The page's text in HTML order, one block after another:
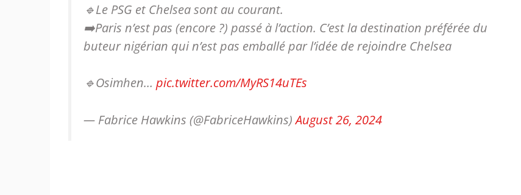
🔹Le PSG et Chelsea sont au courant.
➡️Paris n’est pas (encore ?) passé à l’action. C’est la destination préférée du
buteur nigérian qui n’est pas emballé par l’idée de rejoindre Chelsea
🔹Osimhen… pic.twitter.com/MyRS14uTEs
— Fabrice Hawkins (@FabriceHawkins)August 26, 2024